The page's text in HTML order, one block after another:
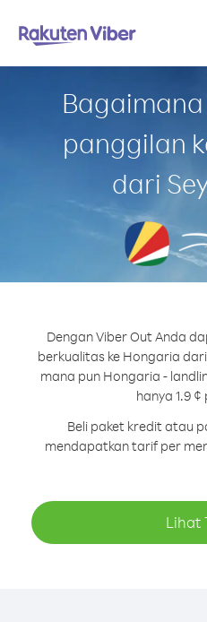
panggilan
dari
Dengan Viber Out Anda
berkualitas ke Hongaria dari
mana pun Hongaria -
hanya 1.9
Beli paket kredit atau
mendapatkan tarif per
Lihat